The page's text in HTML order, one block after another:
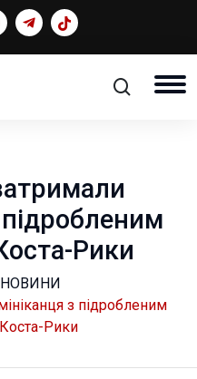
Рики
НОВИНИ
з підробленим
Рики